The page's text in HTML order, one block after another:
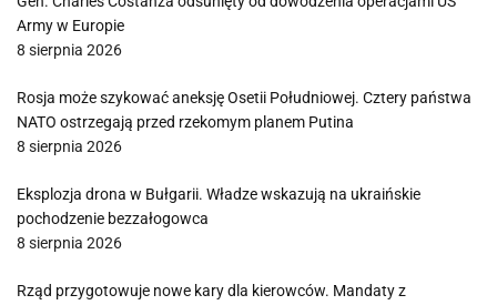
Army w Europie
8 sierpnia 2026
Rosja może szykować aneksję Osetii Południowej. Cztery państwa
NATO ostrzegają przed rzekomym planem Putina
8 sierpnia 2026
Eksplozja drona w Bułgarii. Władze wskazują na ukraińskie
pochodzenie bezzałogowca
8 sierpnia 2026
Rząd przygotowuje nowe kary dla kierowców. Mandaty z